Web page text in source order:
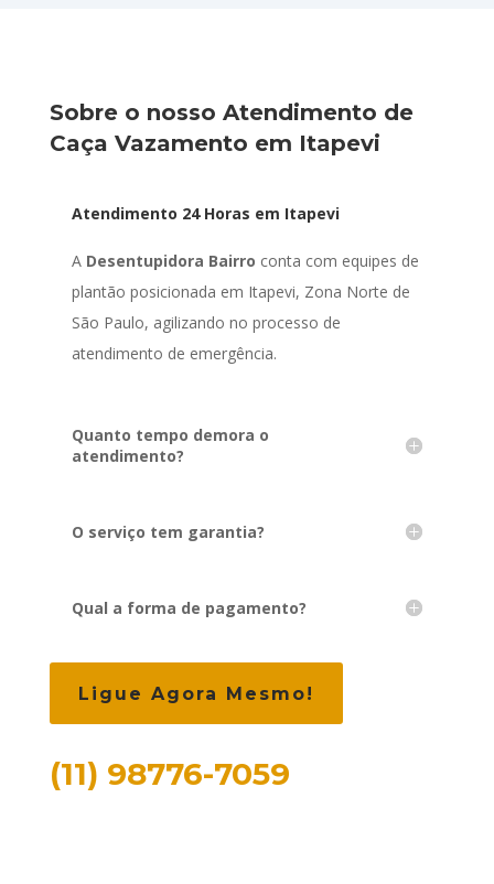
Sobre o nosso Atendimento de
Caça Vazamento em Itapevi
Atendimento 24 Horas em Itapevi
A Desentupidora Bairro conta com equipes de
plantão posicionada em Itapevi, Zona Norte de
São Paulo, agilizando no processo de
atendimento de emergência.
Quanto tempo demora o
atendimento?
O serviço tem garantia?
Qual a forma de pagamento?
Ligue Agora Mesmo!
(11) 98776-7059